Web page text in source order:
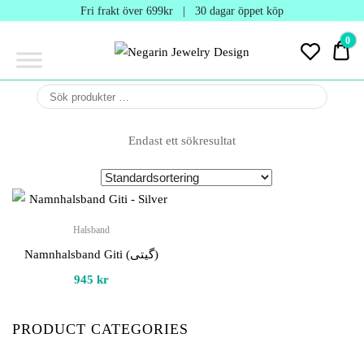
Design
Fri frakt över 699kr | 30 dagar öppet köp
NEGARIN
0
0
Endast ett sökresultat
Halsband
Namnhalsband Giti (گیتی)
945 kr
PRODUCT CATEGORIES